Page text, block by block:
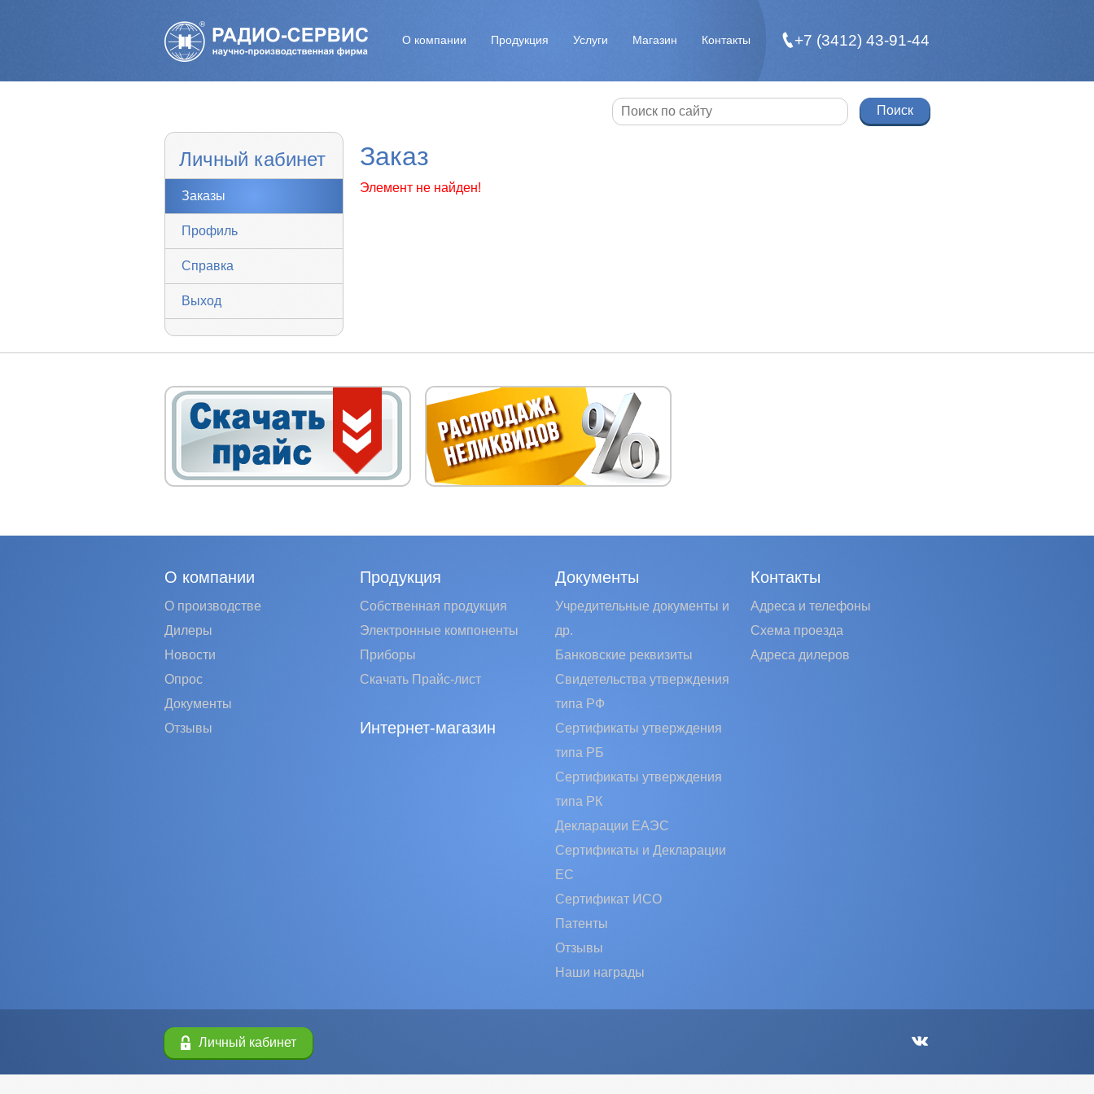
О компании Продукция Услуги Магазин Контакты +7 (3412) 43-91-44
Личный кабинет
Заказы
Профиль
Справка
Выход
Заказ
Элемент не найден!
О компании
О производстве
Дилеры
Новости
Опрос
Документы
Отзывы
Продукция
Собственная продукция
Электронные компоненты
Приборы
Скачать Прайс-лист
Интернет-магазин
Документы
Учредительные документы и
др.
Банковские реквизиты
Свидетельства утверждения
типа РФ
Сертификаты утверждения
типа РБ
Сертификаты утверждения
типа РК
Декларации ЕАЭС
Сертификаты и Декларации
EC
Сертификат ИСО
Патенты
Отзывы
Наши награды
Контакты
Адреса и телефоны
Схема проезда
Адреса дилеров
Личный кабинет